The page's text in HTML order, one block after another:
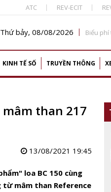
ATC REV-ECIT
Thứ bảy, 08/08/2026 Biểu
KINH TẾ SỐ TRUYỀN THÔNG
mâm than 217
13/08/2021 19:45
loa BC 150 cùng
từ mâm than Reference